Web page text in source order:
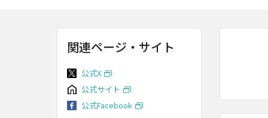
関連ページ・サイト
公式X
公式サイト
公式Facebook